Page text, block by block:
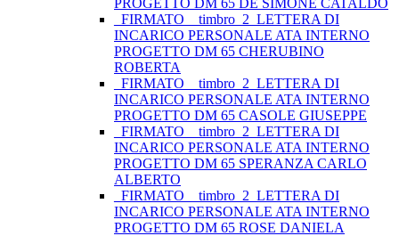
PROGETTO DM 65 DE SIMONE CATALDO
_FIRMATO__timbro_2_LETTERA DI
INCARICO PERSONALE ATA INTERNO
PROGETTO DM 65 CHERUBINO
ROBERTA
_FIRMATO__timbro_2_LETTERA DI
INCARICO PERSONALE ATA INTERNO
PROGETTO DM 65 CASOLE GIUSEPPE
_FIRMATO__timbro_2_LETTERA DI
INCARICO PERSONALE ATA INTERNO
PROGETTO DM 65 SPERANZA CARLO
ALBERTO
_FIRMATO__timbro_2_LETTERA DI
INCARICO PERSONALE ATA INTERNO
PROGETTO DM 65 ROSE DANIELA